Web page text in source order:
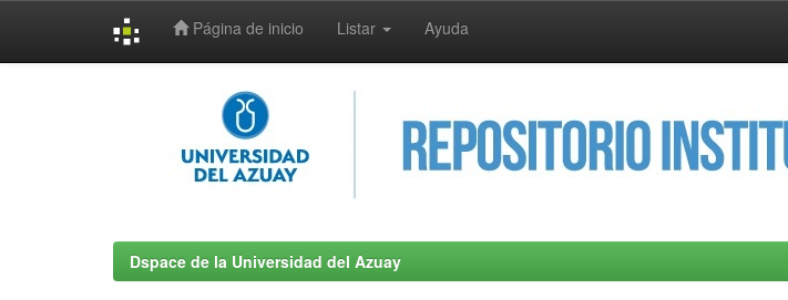
Página de inicio Listar Ayuda
Dspace de la Universidad del Azuay